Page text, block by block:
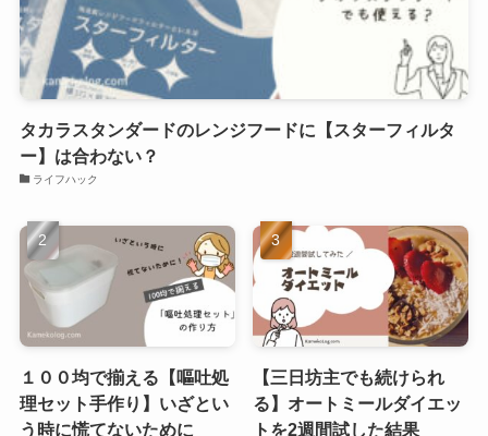
タカラスタンダードのレンジフードに【スターフィルタ
ー】は合わない？
ライフハック
１００均で揃える【嘔吐処
理セット手作り】いざとい
う時に慌てないために
【三日坊主でも続けられ
る】オートミールダイエッ
トを2週間試した結果